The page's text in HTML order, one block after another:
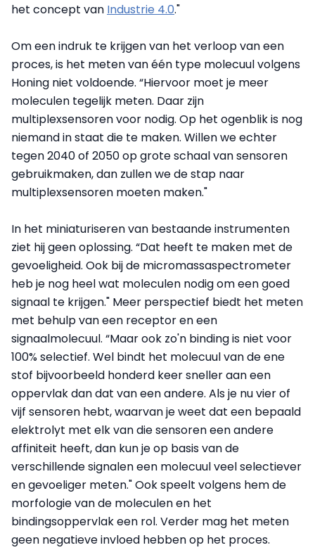
het concept van Industrie 4.0."
Om een indruk te krijgen van het verloop van een
proces, is het meten van één type molecuul volgens
Honing niet voldoende. “Hiervoor moet je meer
moleculen tegelijk meten. Daar zijn
multiplexsensoren voor nodig. Op het ogenblik is nog
niemand in staat die te maken. Willen we echter
tegen 2040 of 2050 op grote schaal van sensoren
gebruikmaken, dan zullen we de stap naar
multiplexsensoren moeten maken."
In het miniaturiseren van bestaande instrumenten
ziet hij geen oplossing. “Dat heeft te maken met de
gevoeligheid. Ook bij de micromassaspectrometer
heb je nog heel wat moleculen nodig om een goed
signaal te krijgen." Meer perspectief biedt het meten
met behulp van een receptor en een
signaalmolecuul. “Maar ook zo'n binding is niet voor
100% selectief. Wel bindt het molecuul van de ene
stof bijvoorbeeld honderd keer sneller aan een
oppervlak dan dat van een andere. Als je nu vier of
vijf sensoren hebt, waarvan je weet dat een bepaald
elektrolyt met elk van die sensoren een andere
affiniteit heeft, dan kun je op basis van de
verschillende signalen een molecuul veel selectiever
en gevoeliger meten." Ook speelt volgens hem de
morfologie van de moleculen en het
bindingsoppervlak een rol. Verder mag het meten
geen negatieve invloed hebben op het proces.